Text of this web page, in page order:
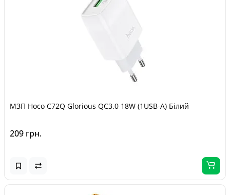
МЗП Hoco C72Q Glorious QC3.0 18W (1USB-A) Білий
209 грн.